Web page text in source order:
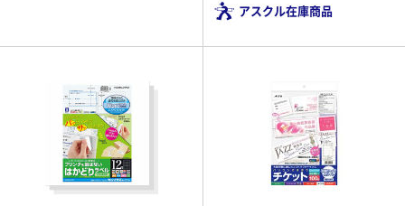
アスクル在庫商品